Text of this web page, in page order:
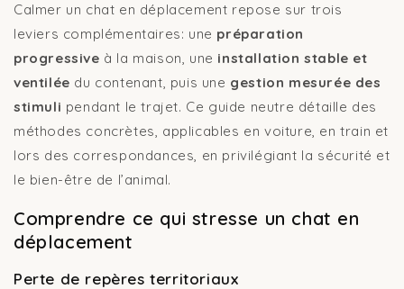
Calmer un chat en déplacement repose sur trois
leviers complémentaires: une préparation
progressive à la maison, une installation stable et
ventilée du contenant, puis une gestion mesurée des
stimuli pendant le trajet. Ce guide neutre détaille des
méthodes concrètes, applicables en voiture, en train et
lors des correspondances, en privilégiant la sécurité et
le bien-être de l’animal.
Comprendre ce qui stresse un chat en
déplacement
Perte de repères territoriaux